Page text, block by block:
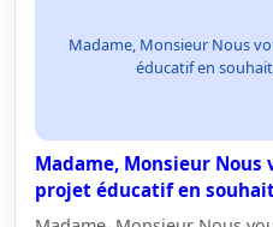
Madame, Monsieur Nous
éducatif en
Madame, Monsieur
projet éducatif en